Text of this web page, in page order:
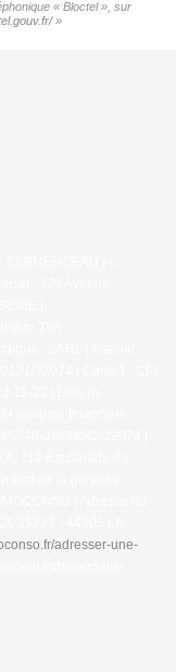
« Bloctel », sur
»
adresser-une-